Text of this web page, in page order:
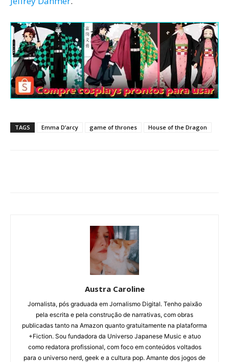
TAGS Emma D’arcy game of thrones House of the Dragon
Austra Caroline
Jornalista, pós graduada em Jornalismo Digital. Tenho paixão
pela escrita e pela construção de narrativas, com obras
publicadas tanto na Amazon quanto gratuitamente na plataforma
+Fiction. Sou fundadora da Universo Japanese Music e atuo
como redatora profissional, com foco em conteúdos voltados
para o universo nerd, geek e a cultura pop. Amante dos jogos de